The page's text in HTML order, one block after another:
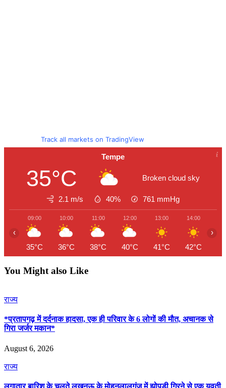
Track all markets on TradingView
Tempe
35°C Broken cloud sky
2.1 m/s 40% 761 mmHg
09:00
35°C
10:00
36°C
11:00
38°C
12:00
40°C
13:00
41°C
14:00
42°C
‹ ›
You Might also Like
राज्य
*प्रतापगढ़ में दर्दनाक हादसा, एक ही परिवार के 6 लोगों की मौत, अचानक से
गिरा जर्जर मकान*
August 6, 2026
राज्य
लगातार बारिश के चलते लखनऊ के मोहनलालगंज में झोपड़ी गिरने से एक युवती